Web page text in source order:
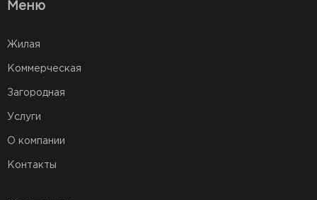
Меню
Жилая
Коммерческая
Загородная
Услуги
О компании
Контакты